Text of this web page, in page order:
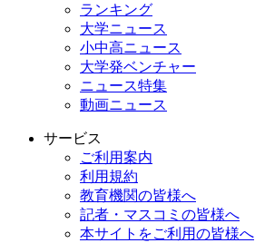
ランキング
大学ニュース
小中高ニュース
大学発ベンチャー
ニュース特集
動画ニュース
サービス
ご利用案内
利用規約
教育機関の皆様へ
記者・マスコミの皆様へ
本サイトをご利用の皆様へ